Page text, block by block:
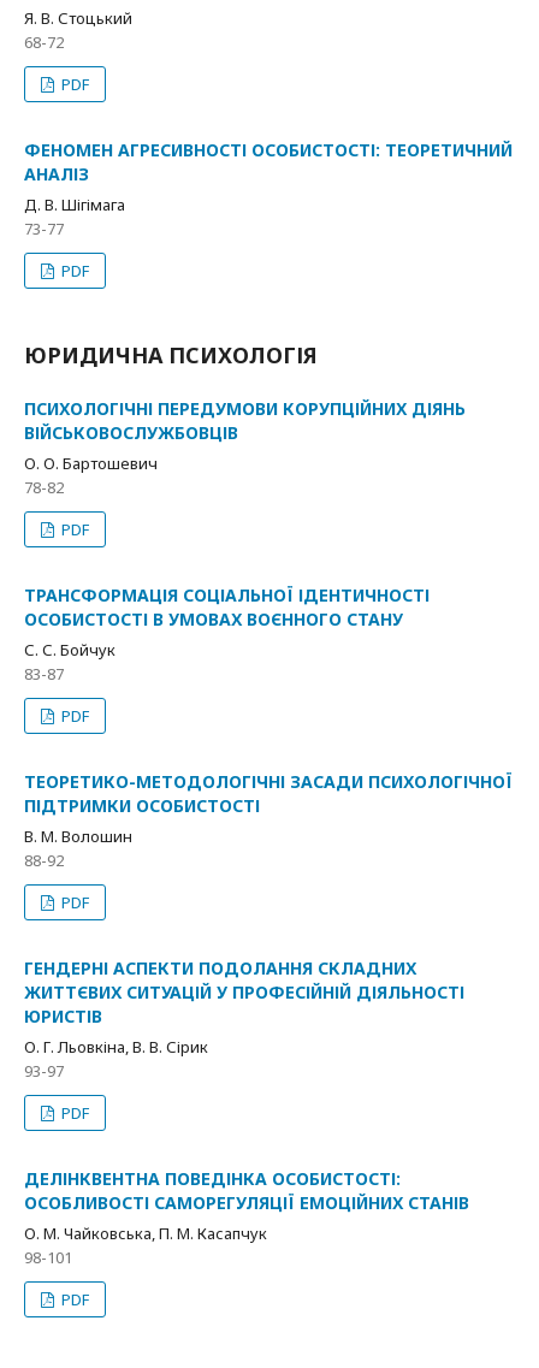
Я. В. Стоцький
68-72
PDF
ФЕНОМЕН АГРЕСИВНОСТІ ОСОБИСТОСТІ: ТЕОРЕТИЧНИЙ
АНАЛІЗ
Д. В. Шігімага
73-77
PDF
ЮРИДИЧНА ПСИХОЛОГІЯ
ПСИХОЛОГІЧНІ ПЕРЕДУМОВИ КОРУПЦІЙНИХ ДІЯНЬ
ВІЙСЬКОВОСЛУЖБОВЦІВ
О. О. Бартошевич
78-82
PDF
ТРАНСФОРМАЦІЯ СОЦІАЛЬНОЇ ІДЕНТИЧНОСТІ
ОСОБИСТОСТІ В УМОВАХ ВОЄННОГО СТАНУ
С. С. Бойчук
83-87
PDF
ТЕОРЕТИКО-МЕТОДОЛОГІЧНІ ЗАСАДИ ПСИХОЛОГІЧНОЇ
ПІДТРИМКИ ОСОБИСТОСТІ
В. М. Волошин
88-92
PDF
ГЕНДЕРНІ АСПЕКТИ ПОДОЛАННЯ СКЛАДНИХ
ЖИТТЄВИХ СИТУАЦІЙ У ПРОФЕСІЙНІЙ ДІЯЛЬНОСТІ
ЮРИСТІВ
О. Г. Льовкіна, В. В. Сірик
93-97
PDF
ДЕЛІНКВЕНТНА ПОВЕДІНКА ОСОБИСТОСТІ:
ОСОБЛИВОСТІ САМОРЕГУЛЯЦІЇ ЕМОЦІЙНИХ СТАНІВ
О. М. Чайковська, П. М. Касапчук
98-101
PDF